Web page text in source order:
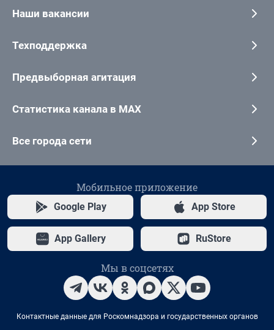
Наши вакансии
Техподдержка
Предвыборная агитация
Статистика канала в MAX
Все города сети
Мобильное приложение
Google Play App Store
App Gallery RuStore
Мы в соцсетях
Контактные данные для Роскомнадзора и государственных органов